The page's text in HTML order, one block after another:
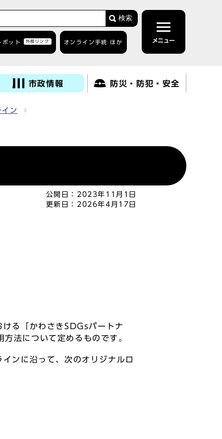
検索
ボット 外部リンク オンライン手続 ほか メニュー
市政情報 防災・防犯・安全
ン
公開日： 2023年11月1日
更新日： 2026年4月17日
る「かわさきSDGsパートナ
法について定めるものです。
ンに沿って、次のオリジナルロ